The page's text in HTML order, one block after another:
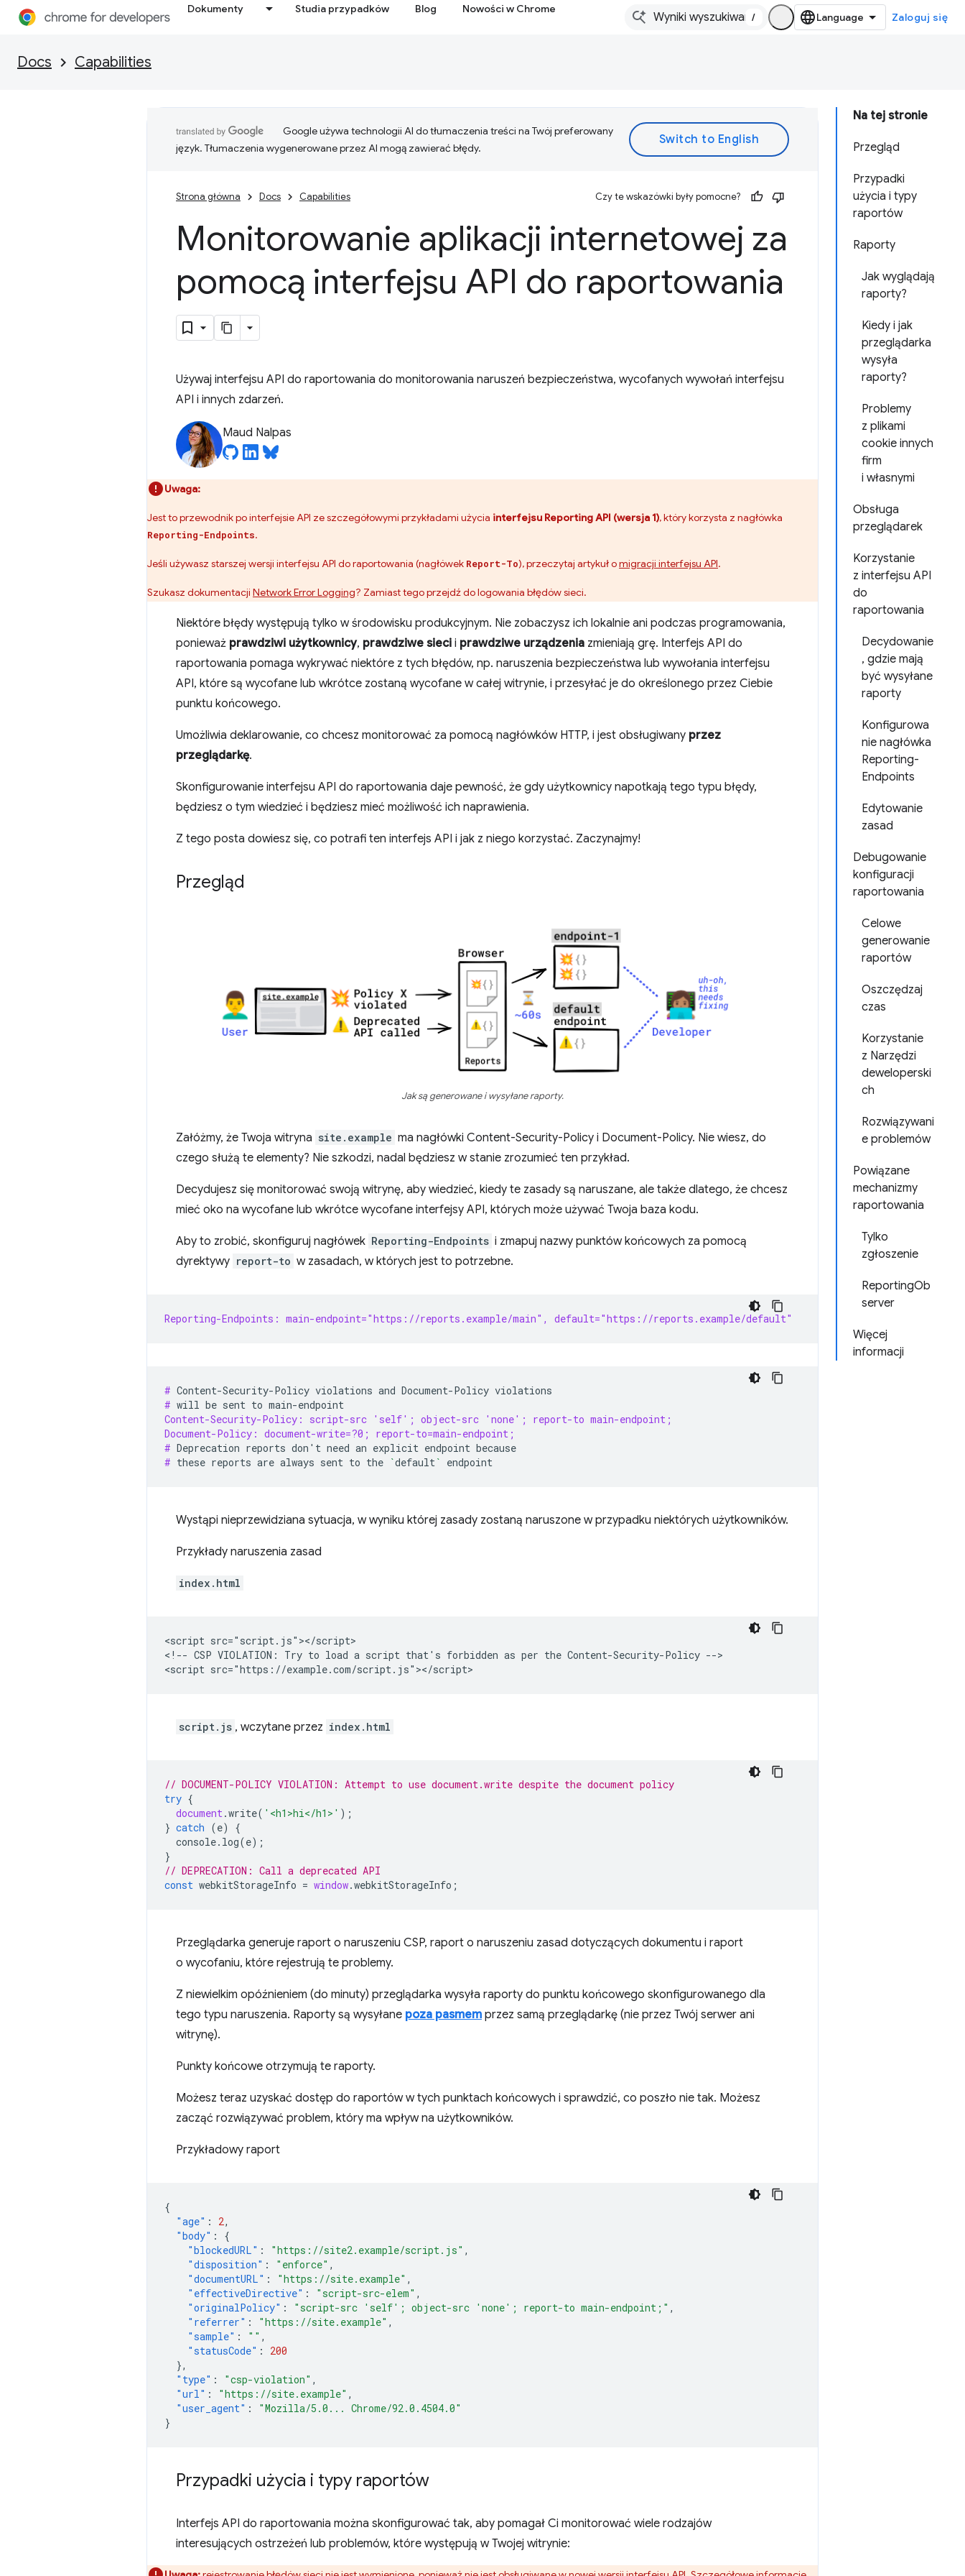
Dokumenty Studia przypadków Blog Nowości w Chrome
/ Zaloguj się
Docs Capabilities
Na tej stronie
Przegląd
Przypadki
użycia i typy
raportów
Raporty
Jak wyglądają
raporty?
Kiedy i jak
przeglądarka
wysyła
raporty?
Problemy
z plikami
cookie innych
firm
i własnymi
Obsługa
przeglądarek
Korzystanie
z interfejsu API
do
raportowania
Decydowanie
, gdzie mają
być wysyłane
raporty
Konfigurowa
nie nagłówka
Reporting-
Endpoints
Edytowanie
zasad
Debugowanie
konfiguracji
raportowania
Celowe
generowanie
raportów
Oszczędzaj
czas
Korzystanie
z Narzędzi
deweloperski
ch
Rozwiązywani
e problemów
Powiązane
mechanizmy
raportowania
Tylko
zgłoszenie
ReportingOb
server
Więcej
informacji
Google używa technologii AI do tłumaczenia treści na Twój preferowany
język. Tłumaczenia wygenerowane przez AI mogą zawierać błędy.
Strona główna Docs Capabilities Czy te wskazówki były pomocne?
Monitorowanie aplikacji internetowej za
pomocą interfejsu API do raportowania
Używaj interfejsu API do raportowania do monitorowania naruszeń bezpieczeństwa, wycofanych wywołań interfejsu
API i innych zdarzeń.
Maud Nalpas
Uwaga:
Jest to przewodnik po interfejsie API ze szczegółowymi przykładami użycia interfejsu Reporting API (wersja 1), który korzysta z nagłówka
Reporting-Endpoints.
Jeśli używasz starszej wersji interfejsu API do raportowania (nagłówek Report-To), przeczytaj artykuł omigracji interfejsu API.
Szukasz dokumentacji Network Error Logging? Zamiast tego przejdź do logowania błędów sieci.
Niektóre błędy występują tylko w środowisku produkcyjnym. Nie zobaczysz ich lokalnie ani podczas programowania,
ponieważ prawdziwi użytkownicy, prawdziwe sieci i prawdziwe urządzenia zmieniają grę. Interfejs API do
raportowania pomaga wykrywać niektóre z tych błędów, np. naruszenia bezpieczeństwa lub wywołania interfejsu
API, które są wycofane lub wkrótce zostaną wycofane w całej witrynie, i przesyłać je do określonego przez Ciebie
punktu końcowego.
Umożliwia deklarowanie, co chcesz monitorować za pomocą nagłówków HTTP, i jest obsługiwany przez
przeglądarkę.
Skonfigurowanie interfejsu API do raportowania daje pewność, że gdy użytkownicy napotkają tego typu błędy,
będziesz o tym wiedzieć i będziesz mieć możliwość ich naprawienia.
Z tego posta dowiesz się, co potrafi ten interfejs API i jak z niego korzystać. Zaczynajmy!
Przegląd
Jak są generowane i wysyłane raporty.
Załóżmy, że Twoja witryna site.example ma nagłówki Content-Security-Policy i Document-Policy. Nie wiesz, do
czego służą te elementy? Nie szkodzi, nadal będziesz w stanie zrozumieć ten przykład.
Decydujesz się monitorować swoją witrynę, aby wiedzieć, kiedy te zasady są naruszane, ale także dlatego, że chcesz
mieć oko na wycofane lub wkrótce wycofane interfejsy API, których może używać Twoja baza kodu.
Aby to zrobić, skonfiguruj nagłówek Reporting-Endpoints i zmapuj nazwy punktów końcowych za pomocą
dyrektywy report-to w zasadach, w których jest to potrzebne.
Reporting-Endpoints: main-endpoint="https://reports.example/main", default="https://reports.example/default"
# Content-Security-Policy violations and Document-Policy
# will be sent to
Content-Security-Policy: script-src 'self'; object-src 'none'; report-to main-endpoint;
Document-Policy: document-write=?0; report-to=main-endpoint;
# Deprecation reports don ' t need an explicit endpoint
# these reports are always sent to the `default`
Wystąpi nieprzewidziana sytuacja, w wyniku której zasady zostaną naruszone w przypadku niektórych użytkowników.
Przykłady naruszenia zasad
index.html
<script src="script.js"></script>
<!-- CSP VIOLATION: Try to load a script that's forbidden as per the Content-Security-Policy -->
script.js , wczytane przez index.html
// DOCUMENT-POLICY VIOLATION: Attempt to use document.write despite the document policy
try {
document.write( '<h1>hi</h1>' );
} catch (e)
{
console. log(e);
}
// DEPRECATION: Call a deprecated API
const webkitStorageInfo = window.webkitStorageInfo ;
Przeglądarka generuje raport o naruszeniu CSP, raport o naruszeniu zasad dotyczących dokumentu i raport
o wycofaniu, które rejestrują te problemy.
Z niewielkim opóźnieniem (do minuty) przeglądarka wysyła raporty do punktu końcowego skonfigurowanego dla
tego typu naruszenia. Raporty są wysyłane poza pasmem przez samą przeglądarkę (nie przez Twój serwer ani
witrynę).
Punkty końcowe otrzymują te raporty.
Możesz teraz uzyskać dostęp do raportów w tych punktach końcowych i sprawdzić, co poszło nie tak. Możesz
zacząć rozwiązywać problem, który ma wpływ na użytkowników.
Przykładowy raport
{
"age" : 2,
"body" :
{
"blockedURL" : "https://site2.example/script.js" ,
"disposition" : "enforce" ,
"documentURL" : "https://site.example" ,
"effectiveDirective" : "script-src-elem" ,
"originalPolicy" : "script-src 'self'; object-src 'none'; report-to main-endpoint;" ,
"referrer" : "https://site.example" ,
"sample" : "" ,
"statusCode" :
200
},
"type" : "csp-violation" ,
"url" : "https://site.example" ,
"user_agent" :
"Mozilla/5.0... Chrome/92.0.4504.0"
}
Przypadki użycia i typy raportów
Interfejs API do raportowania można skonfigurować tak, aby pomagał Ci monitorować wiele rodzajów
interesujących ostrzeżeń lub problemów, które występują w Twojej witrynie: